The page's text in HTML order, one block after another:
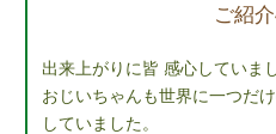
ご紹
出来上がりに皆 感心していま
おじいちゃんも世界に一つだ
していました。